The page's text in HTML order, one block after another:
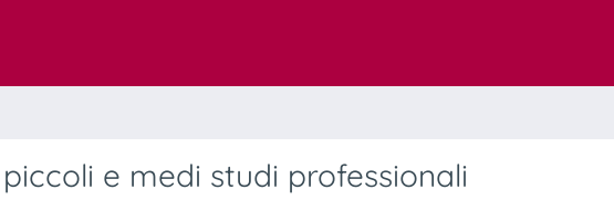
e medi studi professionali